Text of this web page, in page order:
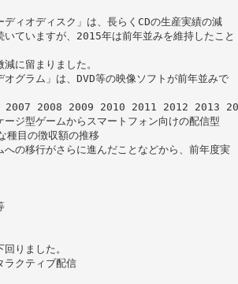
ディオディスク」は、長らくCDの生産実績の減
いていますが、2015年は前年並みを維持したこと
減に留まりました。
オグラム」は、DVD等の映像ソフトが前年並みで
2007 2008 2009 2010 2011 2012 2013
ージ型ゲームからスマートフォン向けの配信型
種目の徴収額の推移
への移行がさらに進んだことなどから、前年度実
回りました。
ラクティブ配信